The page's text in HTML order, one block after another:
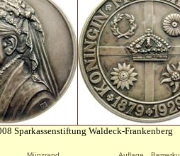
Sparkassenstiftung Waldeck-Frankenberg